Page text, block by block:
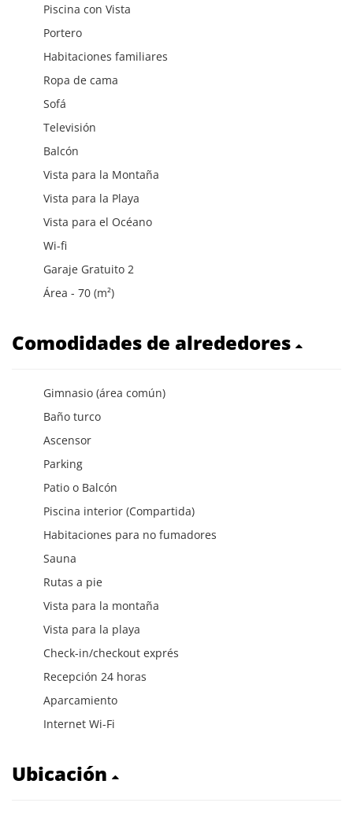
Piscina con Vista
Portero
Habitaciones familiares
Ropa de cama
Sofá
Televisión
Balcón
Vista para la Montaña
Vista para la Playa
Vista para el Océano
Wi-fi
Garaje Gratuito 2
Área - 70 (m²)
Comodidades de alrededores
Gimnasio (área común)
Baño turco
Ascensor
Parking
Patio o Balcón
Piscina interior (Compartida)
Habitaciones para no fumadores
Sauna
Rutas a pie
Vista para la montaña
Vista para la playa
Check-in/checkout exprés
Recepción 24 horas
Aparcamiento
Internet Wi-Fi
Ubicación